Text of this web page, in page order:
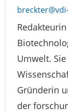
Umwelt.
Gründerin
der